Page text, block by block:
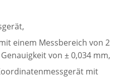
einem Messbereich von 2
von ± 0,034 mm,
mit